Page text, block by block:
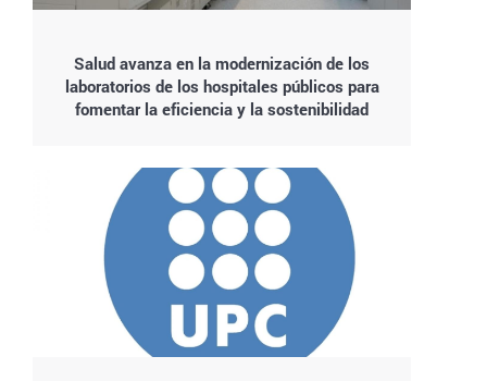
Salud avanza en la modernización de los
laboratorios de los hospitales públicos para
fomentar la eficiencia y la sostenibilidad